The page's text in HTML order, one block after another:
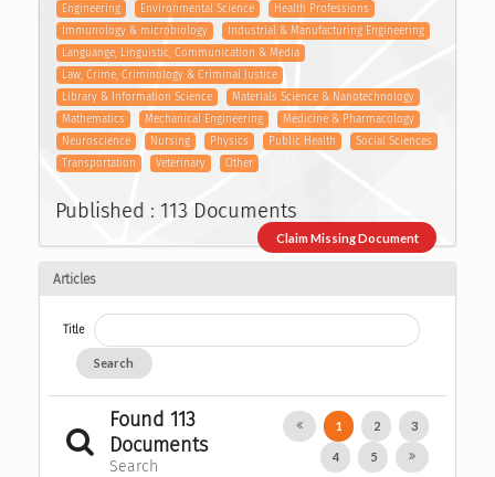
Engineering
Environmental Science
Health Professions
Immunology & microbiology
Industrial & Manufacturing Engineering
Languange, Linguistic, Communication & Media
Law, Crime, Criminology & Criminal Justice
Library & Information Science
Materials Science & Nanotechnology
Mathematics
Mechanical Engineering
Medicine & Pharmacology
Neuroscience
Nursing Physics Public Health
Social Sciences
Transportation
Veterinary Other
Published : 113 Documents
Claim Missing Document
Articles
Title
Search
Found 113
Documents
Search
1 2 3
4 5